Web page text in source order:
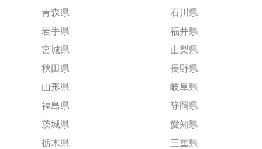
青森県
岩手県
宮城県
秋田県
山形県
福島県
茨城県
栃木県
石川県
福井県
山梨県
長野県
岐阜県
静岡県
愛知県
三重県